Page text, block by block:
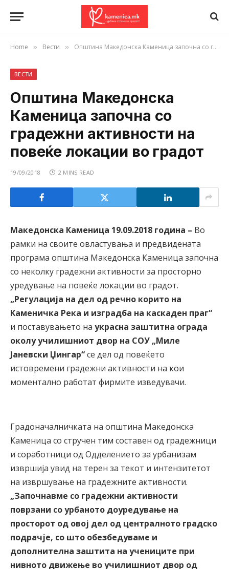
Home » Вести » Општина Македонска Каменица започна со градежни активности на повеќе локации во градот
ВЕСТИ
Општина Македонска
Каменица започна со
градежни активности на
повеќе локации во градот
19/09/2018 2 MINS READ
Македонска Каменица 19.09.2018 година – Во
рамки на своите овластувања и предвидената
програма општина Македонска Каменица започна
со неколку градежни активности за просторно
уредување на повеќе локации во градот.
„Регулација на дел од речно корито на
Каменичка Река и изградба на каскаден праг“
и поставувањето на украсна заштитна ограда
околу училишниот двор на СОУ „Миле
Јаневски Џингар“се дел од повеќето
истовремени градежни активности на кои
моментално работат фирмите изведувачи.
Градоначалничката на општина Македонска
Каменица со стручен тим составен од градежници
и соработници од Одделението за урбанизам
извршија увид на терен за текот и интензитетот
на извршување на градежните активности.
„Започнавме со градежни активности
поврзани со урбаното доуредување на
просторот од овој дел од централното градско
подрачје, со што обезбедуваме и
дополнителна заштита на учениците при
нивното движење во училишниот двор од